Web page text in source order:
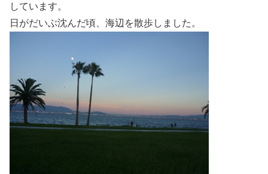
しています。
日がだいぶ沈んだ頃、海辺を散歩しました。